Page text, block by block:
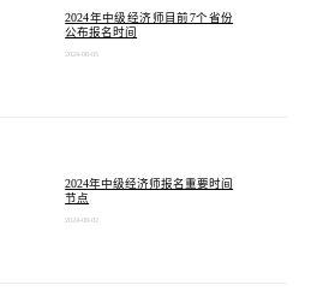
2024年中级经济师目前7个省份
公布报名时间
2024-08-05
2024年中级经济师报名重要时间
节点
2024-08-02